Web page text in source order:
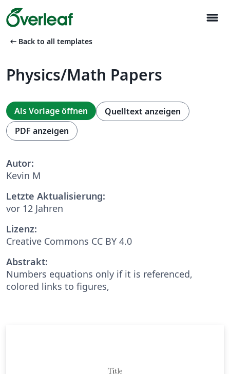
menu
arrow_left_alt Back to all templates
Physics/Math Papers
Als Vorlage öffnen
Quelltext anzeigen
PDF anzeigen
Autor:
Kevin M
Letzte Aktualisierung:
vor 12 Jahren
Lizenz:
Creative Commons CC BY 4.0
Abstrakt:
Numbers equations only if it is referenced,
colored links to figures,